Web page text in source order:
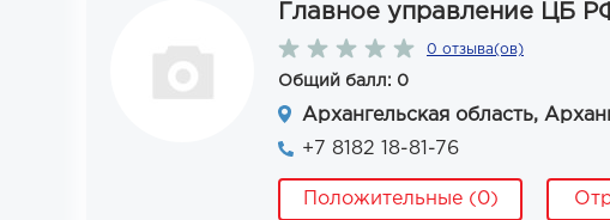
Главное управление ЦБ
0 отзыва(ов)
Общий балл: 0
Архангельская область,
+7 8182 18-81-76
Положительные (0)